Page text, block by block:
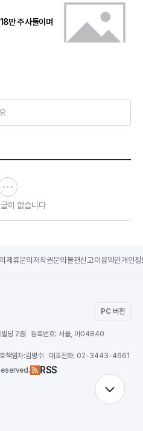
만 주 사들이며
이 없습니다
제휴문의 저작권문의 불편신고이용약관개인정
PC 버전
딩 2층 등록번호: 서울, 아04840
책임자:김명수 대표전화: 02-3443-4661
RSS